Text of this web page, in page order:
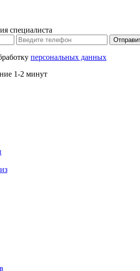
специалиста
персональных данных
1-2 минут